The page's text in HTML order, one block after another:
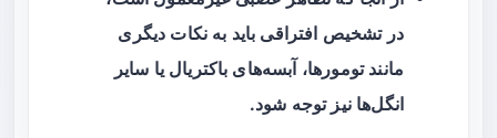
در تشخیص افتراقی باید به نکات دیگری
مانند تومورها، آبسه‌های باکتریال یا سایر
انگل‌ها نیز توجه شود.